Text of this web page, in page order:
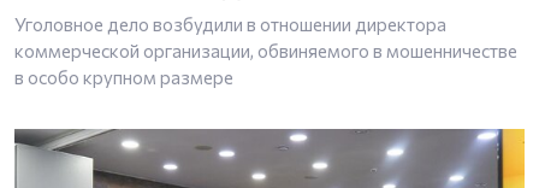
Уголовное дело возбудили в отношении директора
коммерческой организации, обвиняемого в мошенничестве
в особо крупном размере